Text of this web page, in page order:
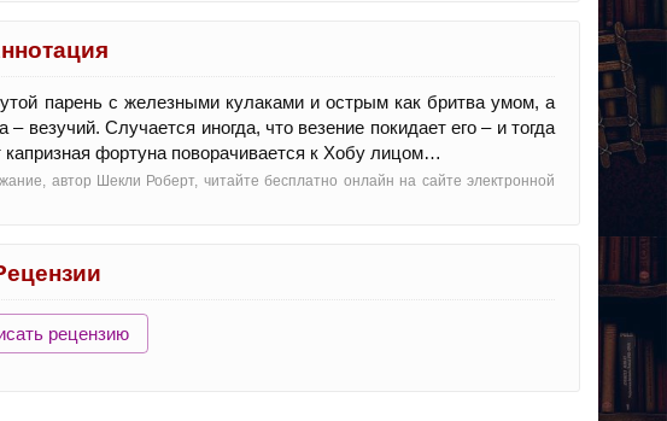
парень с железными кулаками и острым как бритва умом, а
Случается иногда, что везение покидает его – и тогда
фортуна поворачивается к Хобу лицом…
автор Шекли Роберт, читайте бесплатно онлайн на сайте электронной
рецензию